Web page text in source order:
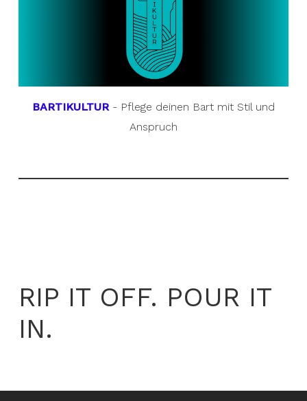
BARTIKULTUR- Pflege deinen Bart mit Stil und
Anspruch
RIP IT OFF. POUR IT
IN.